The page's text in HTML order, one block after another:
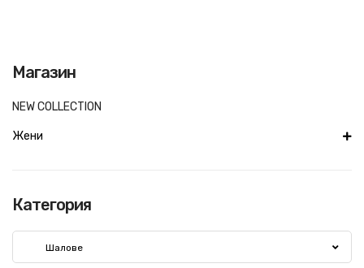
Магазин
NEW COLLECTION
Жени
Категория
Шалове